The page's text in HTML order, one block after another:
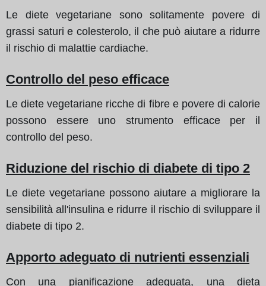
Le diete vegetariane sono solitamente povere di
grassi saturi e colesterolo, il che può aiutare a ridurre
il rischio di malattie cardiache.
Controllo del peso efficace
Le diete vegetariane ricche di fibre e povere di calorie
possono essere uno strumento efficace per il
controllo del peso.
Riduzione del rischio di diabete di tipo 2
Le diete vegetariane possono aiutare a migliorare la
sensibilità all'insulina e ridurre il rischio di sviluppare il
diabete di tipo 2.
Apporto adeguato di nutrienti essenziali
Con una pianificazione adeguata, una dieta